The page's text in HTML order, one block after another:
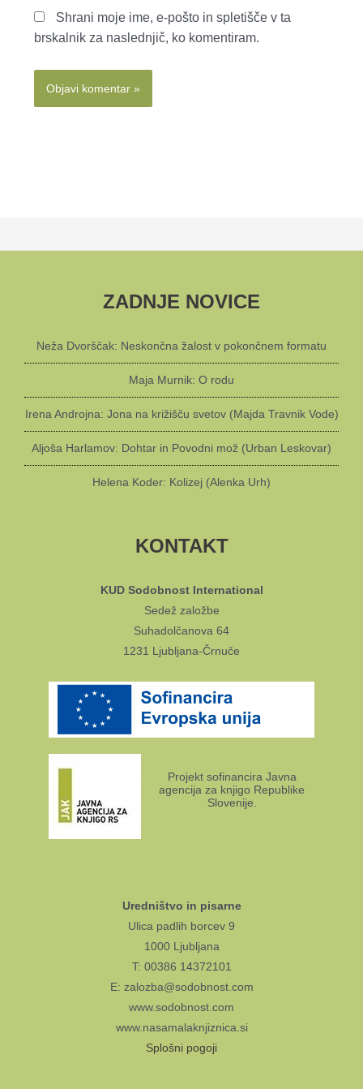
Shrani moje ime, e-pošto in spletišče v ta
brskalnik za naslednjič, ko komentiram.
ZADNJE NOVICE
Neža Dvorščak: Neskončna žalost v pokončnem formatu
Maja Murnik: O rodu
Irena Androjna: Jona na križišču svetov (Majda Travnik Vode)
Aljoša Harlamov: Dohtar in Povodni mož (Urban Leskovar)
Helena Koder: Kolizej (Alenka Urh)
KONTAKT
KUD Sodobnost International
Sedež založbe
Suhadolčanova 64
1231 Ljubljana-Črnuče
Projekt sofinancira Javna
agencija za knjigo Republike
Slovenije.
Uredništvo in pisarne
Ulica padlih borcev 9
1000 Ljubljana
T: 00386 14372101
E: zalozba@sodobnost.com
www.sodobnost.com
www.nasamalaknjiznica.si
Splošni pogoji